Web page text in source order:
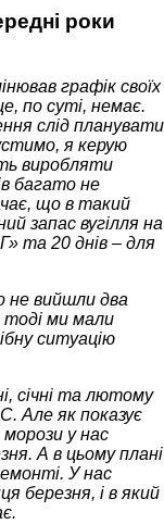
роки
графік своїх
по суті, немає.
слід планувати
я керую
виробляти
багато не
що в такий
запас вугілля на
та 20 днів – для
не вийшли два
тоді ми мали
ситуацію
січні та лютому
Але як показує
морози у нас
А в цьому плані
У нас
березня, і в який